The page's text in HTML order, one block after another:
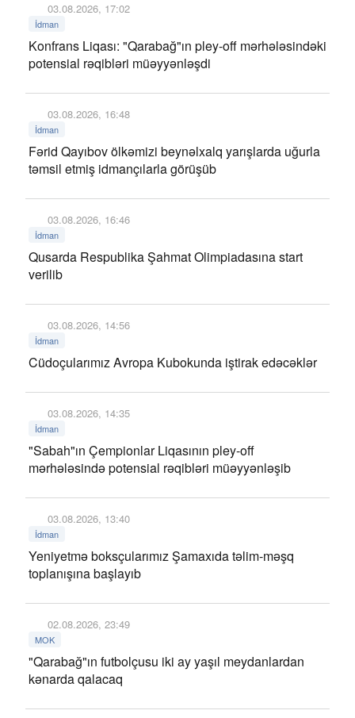
03.08.2026, 17:02
İdman
Konfrans Liqası: "Qarabağ"ın pley-off mərhələsindəki
potensial rəqibləri müəyyənləşdi
03.08.2026, 16:48
İdman
Fərid Qayıbov ölkəmizi beynəlxalq yarışlarda uğurla
təmsil etmiş idmançılarla görüşüb
03.08.2026, 16:46
İdman
Qusarda Respublika Şahmat Olimpiadasına start
verilib
03.08.2026, 14:56
İdman
Cüdoçularımız Avropa Kubokunda iştirak edəcəklər
03.08.2026, 14:35
İdman
"Sabah"ın Çempionlar Liqasının pley-off
mərhələsində potensial rəqibləri müəyyənləşib
03.08.2026, 13:40
İdman
Yeniyetmə boksçularımız Şamaxıda təlim-məşq
toplanışına başlayıb
02.08.2026, 23:49
MOK
"Qarabağ"ın futbolçusu iki ay yaşıl meydanlardan
kənarda qalacaq